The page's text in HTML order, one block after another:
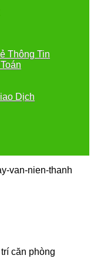
Thông Tin
Dịch
van-nien-thanh
căn phòng